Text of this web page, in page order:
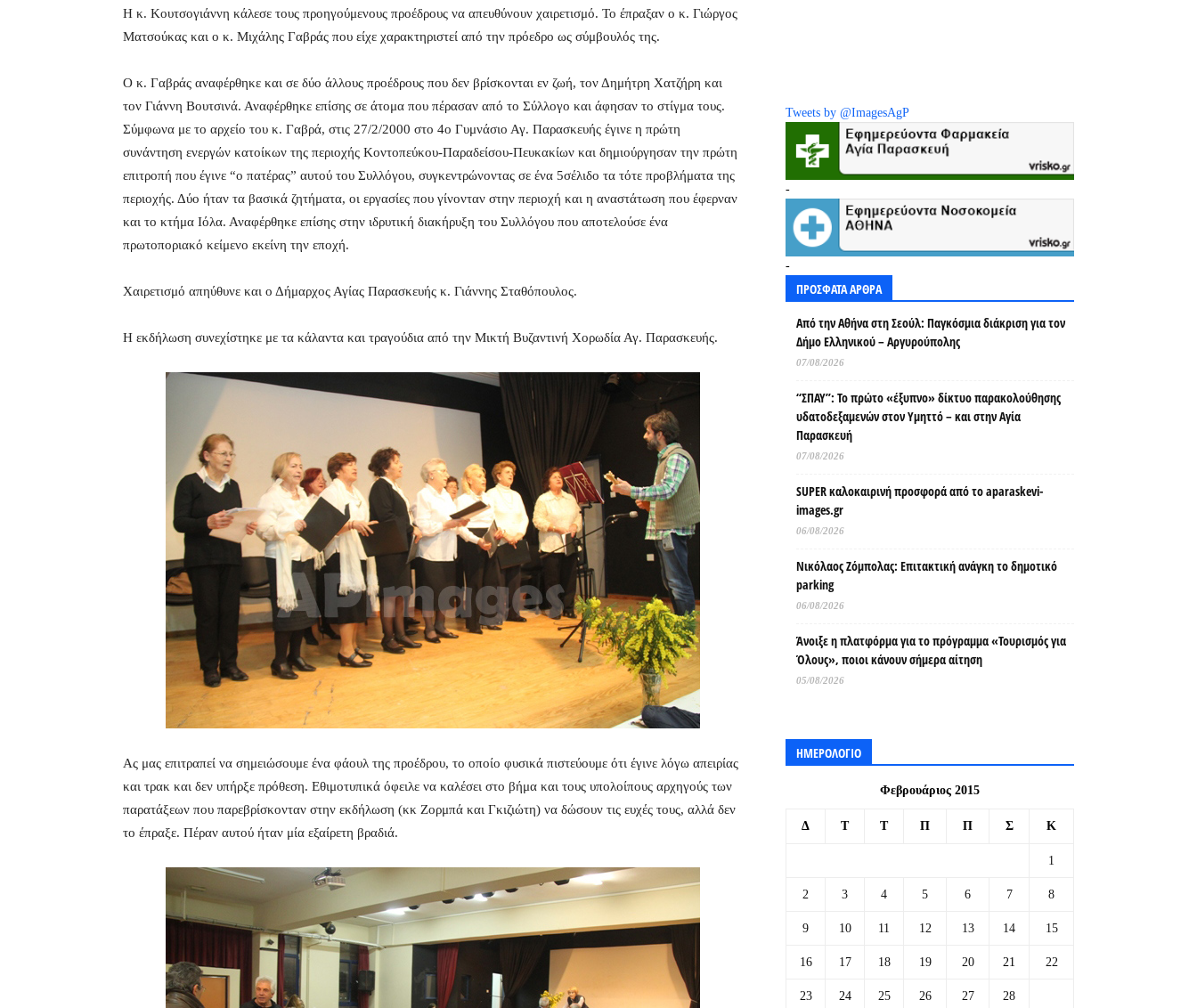
Η κ. Κουτσογιάννη κάλεσε τους προηγούμενους προέδρους να απευθύνουν χαιρετισμό. Το έπραξαν ο κ. Γιώργος
Ματσούκας και ο κ. Μιχάλης Γαβράς που είχε χαρακτηριστεί από την πρόεδρο ως σύμβουλός της.
Ο κ. Γαβράς αναφέρθηκε και σε δύο άλλους προέδρους που δεν βρίσκονται εν ζωή, τον Δημήτρη Χατζήρη και
τον Γιάννη Βουτσινά. Αναφέρθηκε επίσης σε άτομα που πέρασαν από το Σύλλογο και άφησαν το στίγμα τους.
Σύμφωνα με το αρχείο του κ. Γαβρά, στις 27/2/2000 στο 4ο Γυμνάσιο Αγ. Παρασκευής έγινε η πρώτη
συνάντηση ενεργών κατοίκων της περιοχής Κοντοπεύκου-Παραδείσου-Πευκακίων και δημιούργησαν την πρώτη
επιτροπή που έγινε “ο πατέρας” αυτού του Συλλόγου, συγκεντρώνοντας σε ένα 5σέλιδο τα τότε προβλήματα της
περιοχής. Δύο ήταν τα βασικά ζητήματα, οι εργασίες που γίνονταν στην περιοχή και η αναστάτωση που έφερναν
και το κτήμα Ιόλα. Αναφέρθηκε επίσης στην ιδρυτική διακήρυξη του Συλλόγου που αποτελούσε ένα
πρωτοποριακό κείμενο εκείνη την εποχή.
Χαιρετισμό απηύθυνε και ο Δήμαρχος Αγίας Παρασκευής κ. Γιάννης Σταθόπουλος.
Η εκδήλωση συνεχίστηκε με τα κάλαντα και τραγούδια από την Μικτή Βυζαντινή Χορωδία Αγ. Παρασκευής.
Ας μας επιτραπεί να σημειώσουμε ένα φάουλ της προέδρου, το οποίο φυσικά πιστεύουμε ότι έγινε λόγω απειρίας
και τρακ και δεν υπήρξε πρόθεση. Εθιμοτυπικά όφειλε να καλέσει στο βήμα και τους υπολοίπους αρχηγούς των
παρατάξεων που παρεβρίσκονταν στην εκδήλωση (κκ Ζορμπά και Γκιζιώτη) να δώσουν τις ευχές τους, αλλά δεν
το έπραξε. Πέραν αυτού ήταν μία εξαίρετη βραδιά.
Tweets by @ImagesAgP
-
-
ΠΡΟΣΦΑΤΑ ΑΡΘΡΑ
Από την Αθήνα στη Σεούλ: Παγκόσμια διάκριση για τον
Δήμο Ελληνικού – Αργυρούπολης
07/08/2026
“ΣΠΑΥ”: Το πρώτο «έξυπνο» δίκτυο παρακολούθησης
υδατοδεξαμενών στον Υμηττό – και στην Αγία
Παρασκευή
07/08/2026
SUPER καλοκαιρινή προσφορά από το aparaskevi-
images.gr
06/08/2026
Νικόλαος Ζόμπολας: Επιτακτική ανάγκη το δημοτικό
parking
06/08/2026
Άνοιξε η πλατφόρμα για το πρόγραμμα «Τουρισμός για
Όλους», ποιοι κάνουν σήμερα αίτηση
05/08/2026
ΗΜΕΡΟΛΟΓΙΟ
Φεβρουάριος 2015
Δ Τ Τ Π Π Σ Κ
1
2 3 4 5 6 7 8
9 10 11 12 13 14 15
16 17 18 19 20 21 22
23 24 25 26 27 28